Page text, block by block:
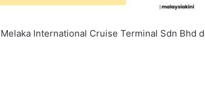
International Cruise Terminal Sdn Bhd